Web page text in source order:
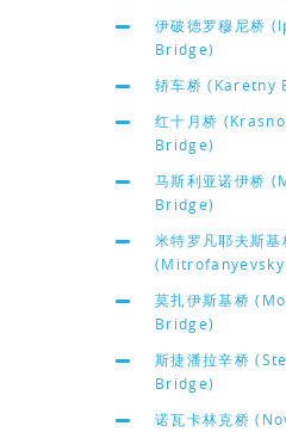
伊破德罗穆尼桥
Bridge)
轿车桥 (Karetny
红十月桥
Bridge)
马斯利亚诺伊桥
Bridge)
米特罗凡耶夫斯基
莫扎伊斯基桥
Bridge)
斯捷潘拉辛桥
Bridge)
诺瓦卡林克桥